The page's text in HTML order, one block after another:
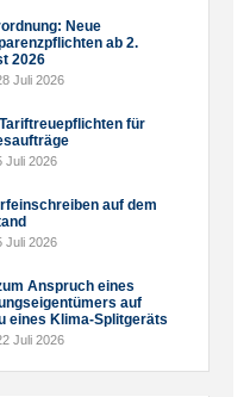
Neue
ab 2.
2026
Juli 2026
für
Juli 2026
auf dem
Juli 2026
Anspruch eines
auf
eines Klima-Splitgeräts
Juli 2026